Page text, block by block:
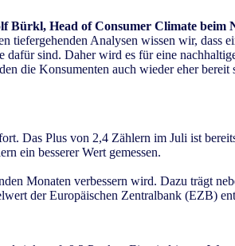
Bürkl, Head of Consumer Climate beim
tiefergehenden Analysen wissen wir, dass
sind. Daher wird es für eine
die Konsumenten auch wieder eher bereit
Das Plus von 2,4 Zählern im Juli ist
ein besserer Wert gemessen.
Monaten verbessern wird. Dazu trägt
der Europäischen Zentralbank (EZB)